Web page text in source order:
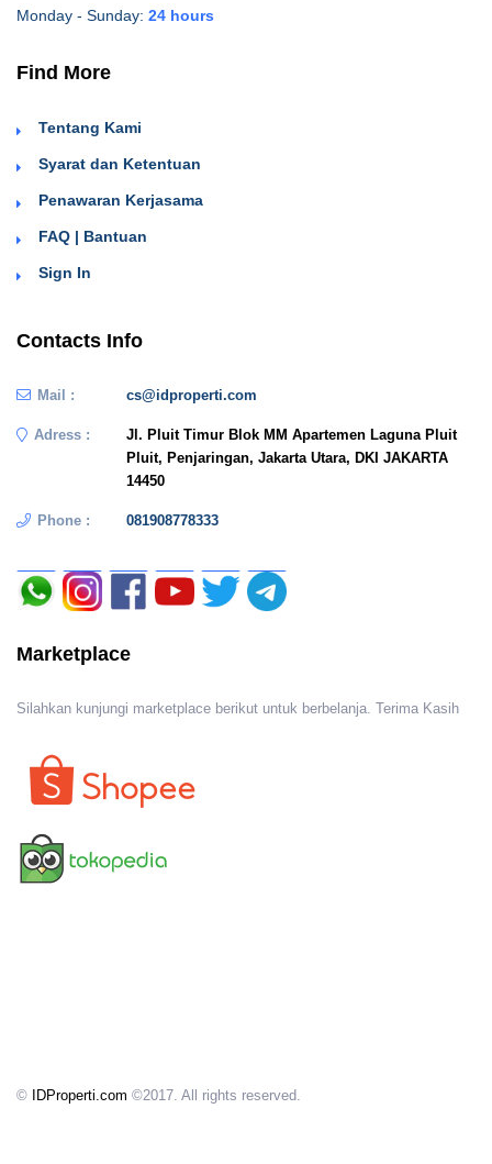
Monday - Sunday: 24 hours
Find More
Tentang Kami
Syarat dan Ketentuan
Penawaran Kerjasama
FAQ | Bantuan
Sign In
Contacts Info
Mail : cs@idproperti.com
Adress :
Jl. Pluit Timur Blok MM Apartemen Laguna Pluit
Pluit, Penjaringan, Jakarta Utara, DKI JAKARTA
14450
Phone : 081908778333
Marketplace
Silahkan kunjungi marketplace berikut untuk berbelanja. Terima Kasih
© IDProperti.com ©2017. All rights reserved.